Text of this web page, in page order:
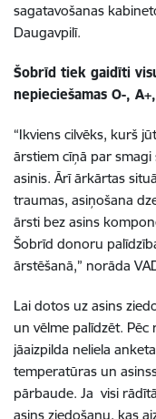
sagatavošanas
Daugavpilī.
Šobrīd tiek gaidīti
nepieciešamas O-,
“Ikviens cilvēks, kurš
ārstiem cīņā par
asinis. Ārī ārkārtas
traumas, asiņošana
ārsti bez asins
Šobrīd donoru
ārstēšanā,” norāda
Lai dotos uz asins
un vēlme palīdzēt.
jāaizpilda neliela
temperatūras un
pārbaude. Ja visi
asins ziedošanu, kas